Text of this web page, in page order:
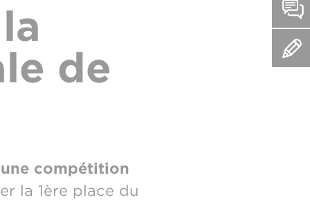
de
une compétition
la 1ère place du